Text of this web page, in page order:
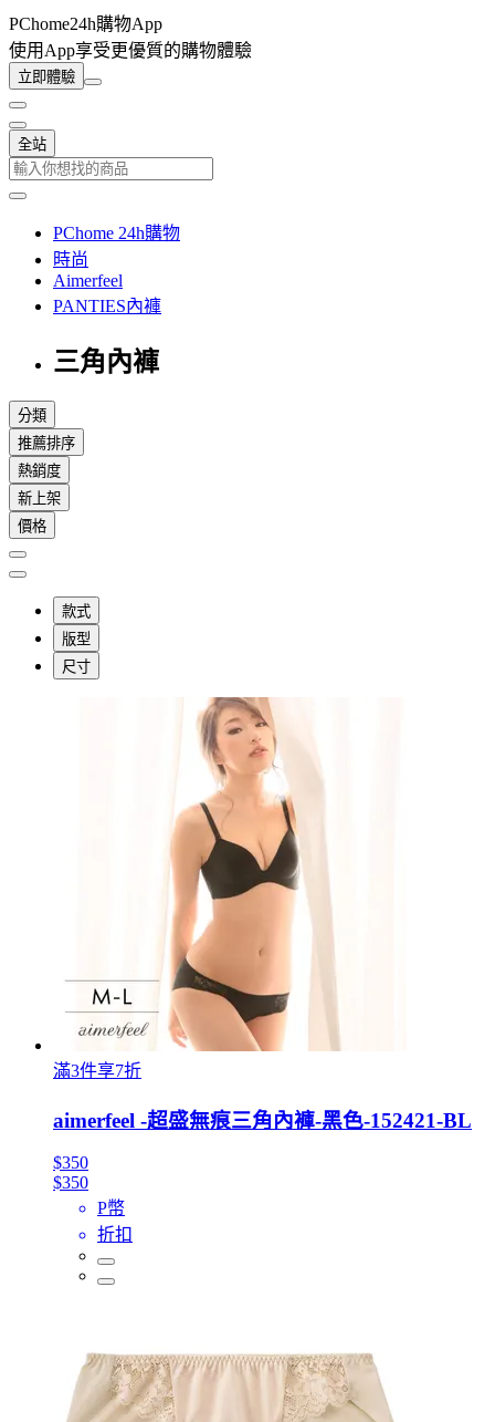
PChome24h購物App
使用App享受更優質的購物體驗
立即體驗
全站
PChome 24h購物
時尚
Aimerfeel
PANTIES內褲
三角內褲
分類
推薦排序
熱銷度
新上架
價格
款式
版型
尺寸
滿3件享7折
aimerfeel -超盛無痕三角內褲-黑色-152421-BL
$350
$350
P幣
折扣